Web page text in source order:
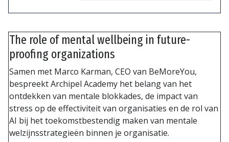
The role of mental wellbeing in future-
proofing organizations
Samen met Marco Karman, CEO van BeMoreYou,
bespreekt Archipel Academy het belang van het
ontdekken van mentale blokkades, de impact van
stress op de effectiviteit van organisaties en de rol van
AI bij het toekomstbestendig maken van mentale
welzijnsstrategieën binnen je organisatie.